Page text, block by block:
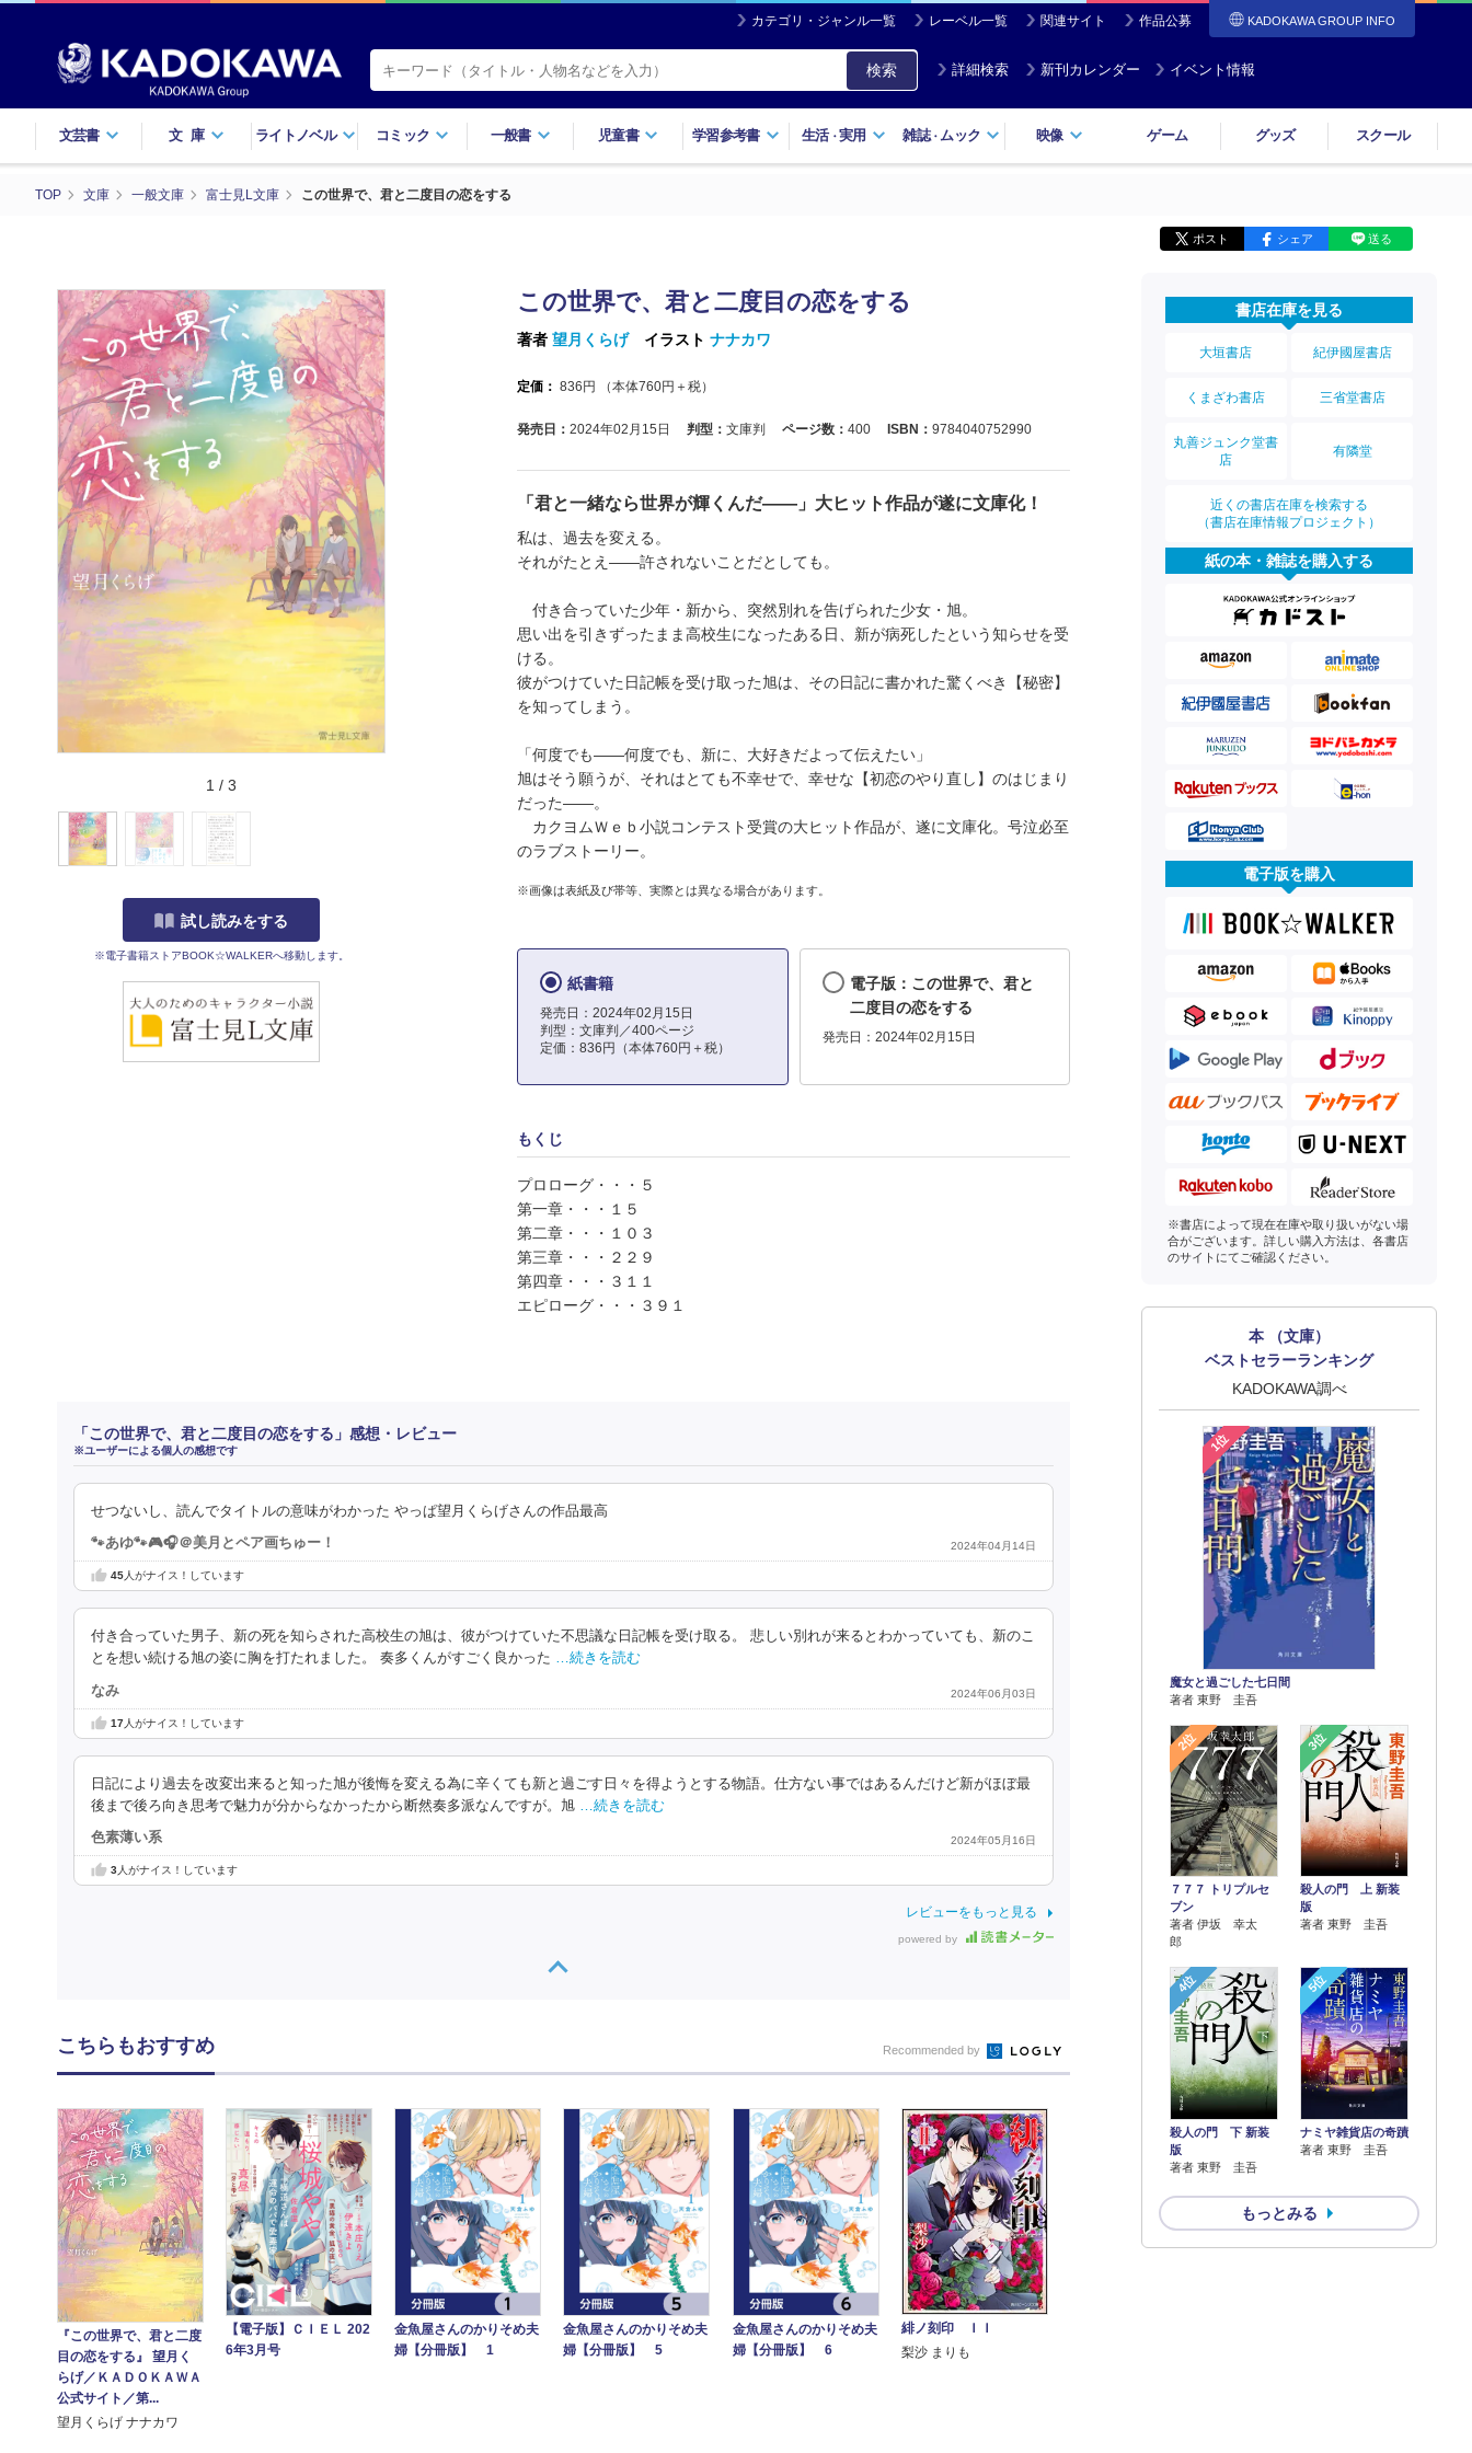
カテゴリ・ジャンル一覧 レーベル一覧 関連サイト 作品公募 KADOKAWA GROUP INFO
検索 詳細検索 新刊カレンダー イベント情報
文芸書 文庫 ライトノベル コミック 一般書 児童書 学習参考書 生活・実用 雑誌・ ムック 映像 ゲーム グッズ スクール
TOP 文庫 一般文庫 富士見L文庫 この世界で、君と二度目の恋をする
ポスト シェア 送る
1 / 3
試し読みをする
※電子書籍ストアBOOK☆WALKERへ移動します。
この世界で、君と二度目の恋をする
著者 望月くらげ イラスト ナナカワ
定価： 836 円 （本体760円＋税）
発売日： 2024年02月15日 判型： 文庫判 ページ数： 400 ISBN： 9784040752990
「君と一緒なら世界が輝くんだ――」大ヒット作品が遂に文庫化！
私は、過去を変える。
それがたとえ――許されないことだとしても。
付き合っていた少年・新から、突然別れを告げられた少女・旭。
思い出を引きずったまま高校生になったある日、新が病死したという知らせを受
ける。
彼がつけていた日記帳を受け取った旭は、その日記に書かれた驚くべき【秘密】
を知ってしまう。
「何度でも――何度でも、新に、大好きだよって伝えたい」
旭はそう願うが、それはとても不幸せで、幸せな【初恋のやり直し】のはじまり
だった――。
カクヨムＷｅｂ小説コンテスト受賞の大ヒット作品が、遂に文庫化。号泣必至
のラブストーリー。
※画像は表紙及び帯等、実際とは異なる場合があります。
紙書籍
発売日：2024年02月15日
判型：文庫判／400ページ
定価：836円（本体760円＋税）
電子版：この世界で、君と
二度目の恋をする
発売日：2024年02月15日
もくじ
プロローグ・・・５
第一章・・・１５
第二章・・・１０３
第三章・・・２２９
第四章・・・３１１
エピローグ・・・３９１
「この世界で、君と二度目の恋をする」感想・レビュー
※ユーザーによる個人の感想です
せつないし、読んでタイトルの意味がわかった やっぱ望月くらげさんの作品最高
🐾あゆ🐾🎮🎧＠美月とペア画ちゅー！ 2024年04月14日
45人がナイス！しています
付き合っていた男子、新の死を知らされた高校生の旭は、彼がつけていた不思議な日記帳を受け取る。 悲しい別れが来るとわかっていても、新のこ
とを想い続ける旭の姿に胸を打たれました。 奏多くんがすごく良かった …続きを読む
なみ 2024年06月03日
17人がナイス！しています
日記により過去を改変出来ると知った旭が後悔を変える為に辛くても新と過ごす日々を得ようとする物語。仕方ない事ではあるんだけど新がほぼ最
後まで後ろ向き思考で魅力が分からなかったから断然奏多派なんですが。旭 …続きを読む
色素薄い系 2024年05月16日
3人がナイス！しています
レビューをもっと見る
powered by
書店在庫を見る
大垣書店 紀伊國屋書店
くまざわ書店 三省堂書店
丸善ジュンク堂書
店
有隣堂
近くの書店在庫を検索する
（書店在庫情報プロジェクト）
紙の本・雑誌を購入する
電子版を購入
※書店によって現在在庫や取り扱いがない場
合がございます。詳しい購入方法は、各書店
のサイトにてご確認ください。
本 （文庫）
ベストセラーランキング
KADOKAWA調べ
1位
魔女と過ごした七日間
著者 東野 圭吾
2位
７７７ トリプルセ
ブン
著者 伊坂 幸太
郎
3位
殺人の門 上 新装
版
著者 東野 圭吾
4位
殺人の門 下 新装
版
著者 東野 圭吾
5位
ナミヤ雑貨店の奇蹟
著者 東野 圭吾
もっとみる
こちらもおすすめ Recommended by
『この世界で、君と二度
目の恋をする』 望月く
らげ／ＫＡＤＯＫＡＷＡ
公式サイト／第...
望月くらげ ナナカワ
【電子版】ＣＩＥＬ 202
6年3月号
金魚屋さんのかりそめ夫
婦【分冊版】 1
金魚屋さんのかりそめ夫
婦【分冊版】 5
金魚屋さんのかりそめ夫
婦【分冊版】 6
緋ノ刻印 ＩＩ
梨沙 まりも